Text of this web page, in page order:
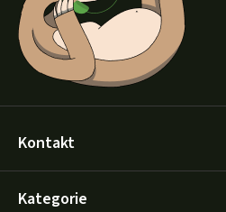
Kontakt
Kategorie